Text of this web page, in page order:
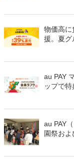
物価高に
援。夏グ
au PAY
ップで
au PAY
園祭お